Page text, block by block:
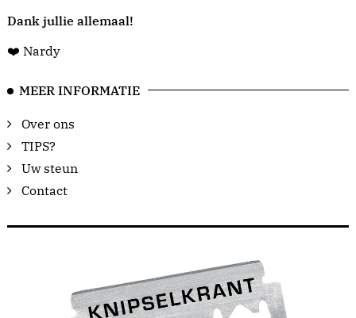
Dank jullie allemaal!
❤️ Nardy
MEER INFORMATIE
Over ons
TIPS?
Uw steun
Contact